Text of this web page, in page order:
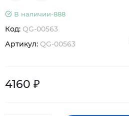
В наличии-888
Код: QG-00563
Артикул: QG-00563
4160 ₽